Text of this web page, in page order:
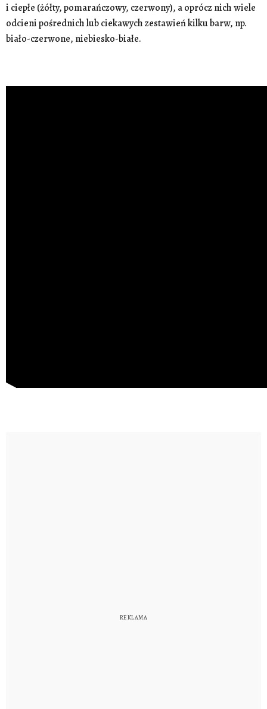
i ciepłe (żółty, pomarańczowy, czerwony), a oprócz nich wiele
odcieni pośrednich lub ciekawych zestawień kilku barw, np.
biało-czerwone, niebiesko-białe.